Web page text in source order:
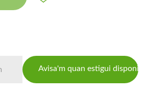
Avisa'm quan estigui